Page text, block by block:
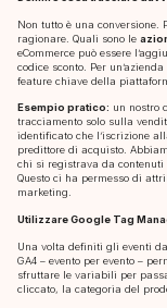
Non tutto è una
ragionare. Quali sono le
eCommerce può essere
codice sconto. Per
feature chiave della
Esempio pratico: un nostro
tracciamento solo sulla
identificato che l’iscrizione
predittore di acquisto.
chi si registrava da contenuti
Questo ci ha permesso di
marketing.
Utilizzare Google Tag
Una volta definiti gli eventi
GA4 – evento per evento –
sfruttare le variabili per
cliccato, la categoria del